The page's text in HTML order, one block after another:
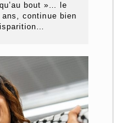
bout »… le
continue bien